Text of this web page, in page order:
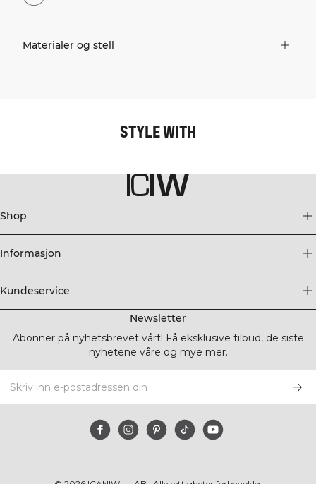
Materialer og stell
STYLE WITH
Shop
Informasjon
Kundeservice
Newsletter
Abonner på nyhetsbrevet vårt! Få eksklusive tilbud, de siste
nyhetene våre og mye mer.